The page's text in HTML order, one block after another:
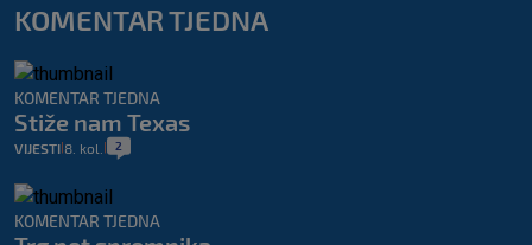
KOMENTAR TJEDNA
KOMENTAR TJEDNA
Stiže nam Texas
VIJESTI 8. kol. 2
KOMENTAR TJEDNA